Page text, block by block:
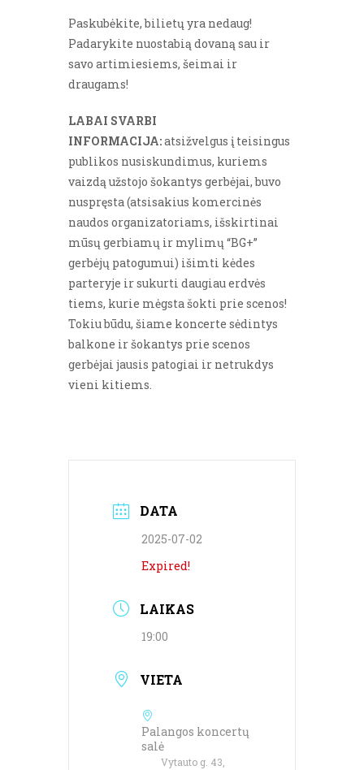
Paskubėkite, bilietų yra nedaug!
Padarykite nuostabią dovaną sau ir
savo artimiesiems, šeimai ir
draugams!
LABAI SVARBI
INFORMACIJA:atsižvelgus į teisingus
publikos nusiskundimus, kuriems
vaizdą užstojo šokantys gerbėjai, buvo
nuspręsta (atsisakius komercinės
naudos organizatoriams, išskirtinai
mūsų gerbiamų ir mylimų “BG+”
gerbėjų patogumui) išimti kėdes
parteryje ir sukurti daugiau erdvės
tiems, kurie mėgsta šokti prie scenos!
Tokiu būdu, šiame koncerte sėdintys
balkone ir šokantys prie scenos
gerbėjai jausis patogiai ir netrukdys
vieni kitiems.
DATA
2025-07-02
Expired!
LAIKAS
19:00
VIETA
Palangos koncertų
salė
Vytauto g. 43,